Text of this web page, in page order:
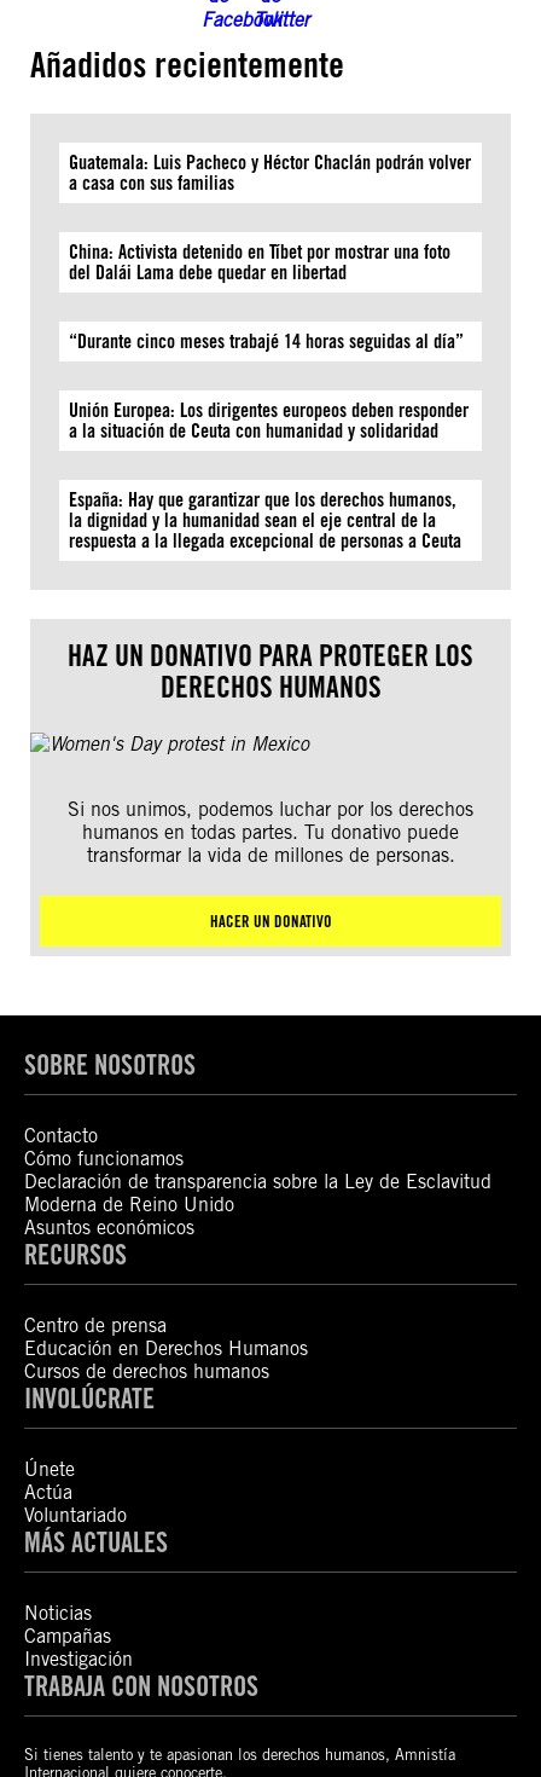
Añadidos recientemente
Guatemala: Luis Pacheco y Héctor Chaclán podrán volver
a casa con sus familias
China: Activista detenido en Tíbet por mostrar una foto
del Dalái Lama debe quedar en libertad
“Durante cinco meses trabajé 14 horas seguidas al día”
Unión Europea: Los dirigentes europeos deben responder
a la situación de Ceuta con humanidad y solidaridad
España: Hay que garantizar que los derechos humanos,
la dignidad y la humanidad sean el eje central de la
respuesta a la llegada excepcional de personas a Ceuta
HAZ UN DONATIVO PARA PROTEGER LOS
DERECHOS HUMANOS
Si nos unimos, podemos luchar por los derechos
humanos en todas partes. Tu donativo puede
transformar la vida de millones de personas.
HACER UN DONATIVO
SOBRE NOSOTROS
Contacto
Cómo funcionamos
Declaración de transparencia sobre la Ley de Esclavitud
Moderna de Reino Unido
Asuntos económicos
RECURSOS
Centro de prensa
Educación en Derechos Humanos
Cursos de derechos humanos
INVOLÚCRATE
Únete
Actúa
Voluntariado
MÁS ACTUALES
Noticias
Campañas
Investigación
TRABAJA CON NOSOTROS
Si tienes talento y te apasionan los derechos humanos, Amnistía
Internacional quiere conocerte.